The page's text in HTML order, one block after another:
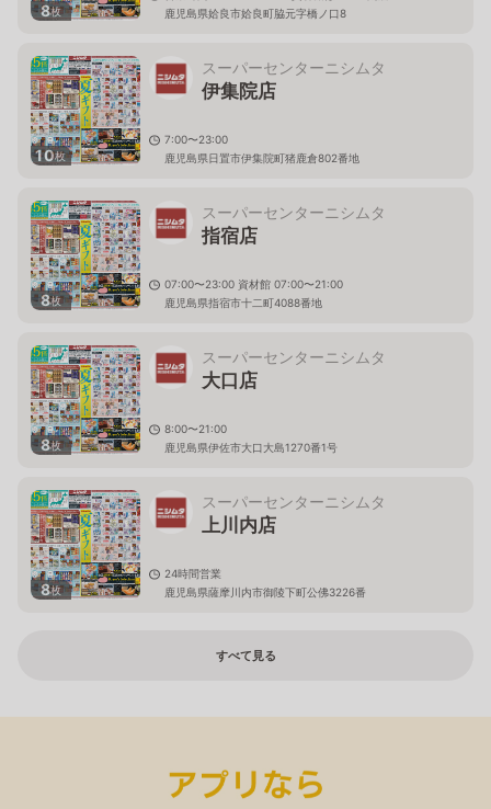
8枚
鹿児島県姶良市姶良町脇元字橋ノ口8
10枚
スーパーセンターニシムタ
伊集院店
7:00〜23:00
鹿児島県日置市伊集院町猪鹿倉802番地
8枚
スーパーセンターニシムタ
指宿店
07:00〜23:00 資材館 07:00〜21:00
鹿児島県指宿市十二町4088番地
8枚
スーパーセンターニシムタ
大口店
8:00〜21:00
鹿児島県伊佐市大口大島1270番1号
8枚
スーパーセンターニシムタ
上川内店
24時間営業
鹿児島県薩摩川内市御陵下町公佛3226番
すべて見る